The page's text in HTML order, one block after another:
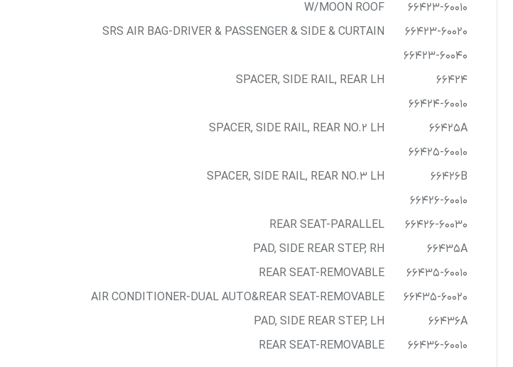
66423-60010
W/MOON ROOF
66423-60020
SRS AIR BAG-DRIVER & PASSENGER & SIDE & CURTAIN
66423-60040
66424
SPACER, SIDE RAIL, REAR LH
66424-60010
66425A
SPACER, SIDE RAIL, REAR NO.2 LH
66425-60010
66426B
SPACER, SIDE RAIL, REAR NO.3 LH
66426-60010
66426-60030
REAR SEAT-PARALLEL
66435A
PAD, SIDE REAR STEP, RH
66435-60010
REAR SEAT-REMOVABLE
66435-60020
AIR CONDITIONER-DUAL AUTO&REAR SEAT-REMOVABLE
66436A
PAD, SIDE REAR STEP, LH
66436-60010
REAR SEAT-REMOVABLE